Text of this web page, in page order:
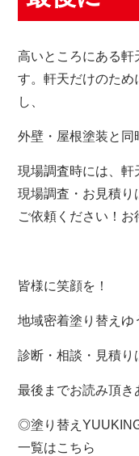
高いところにある
す。軒天だけのため
し、
外壁・屋根塗装と同
現場調査時には、軒
現場調査・お見積り
ご依頼ください！お
皆様に笑顔を！
地域密着塗り替えゆ
診断・相談・見積り
最後までお読み頂き
◎塗り替え
一覧はこちら